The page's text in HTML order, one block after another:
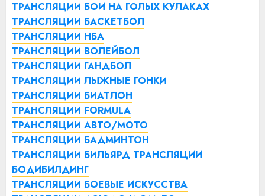
ТРАНСЛЯЦИИ БОИ НА ГОЛЫХ КУЛАКАХ
ТРАНСЛЯЦИИ БАСКЕТБОЛ
ТРАНСЛЯЦИИ НБА
ТРАНСЛЯЦИИ ВОЛЕЙБОЛ
ТРАНСЛЯЦИИ ГАНДБОЛ
ТРАНСЛЯЦИИ ЛЫЖНЫЕ ГОНКИ
ТРАНСЛЯЦИИ БИАТЛОН
ТРАНСЛЯЦИИ FORMULA
ТРАНСЛЯЦИИ АВТО/МОТО
ТРАНСЛЯЦИИ БАДМИНТОН
ТРАНСЛЯЦИИ БИЛЬЯРД ТРАНСЛЯЦИИ
БОДИБИЛДИНГ
ТРАНСЛЯЦИИ БОЕВЫЕ ИСКУССТВА